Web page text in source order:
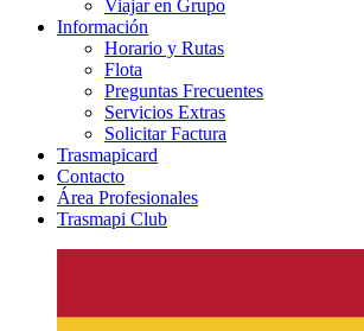
Viajar en Grupo
Información
Horario y Rutas
Flota
Preguntas Frecuentes
Servicios Extras
Solicitar Factura
Trasmapicard
Contacto
Área Profesionales
Trasmapi Club